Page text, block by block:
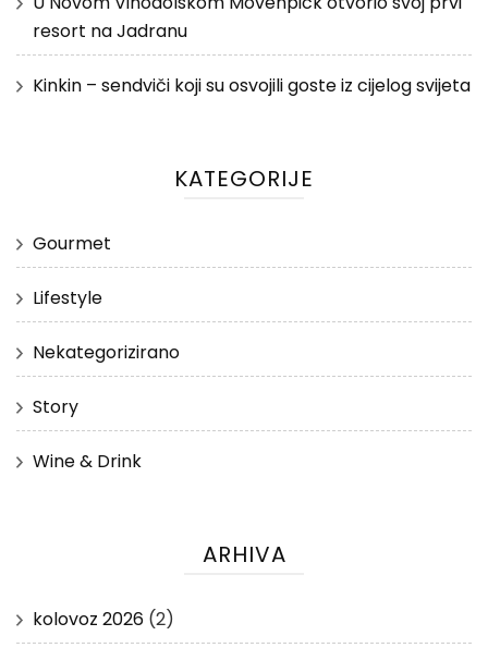
resort na Jadranu
Kinkin – sendviči koji su osvojili goste iz cijelog svijeta
KATEGORIJE
Gourmet
Lifestyle
Nekategorizirano
Story
Wine & Drink
ARHIVA
kolovoz 2026 (2)